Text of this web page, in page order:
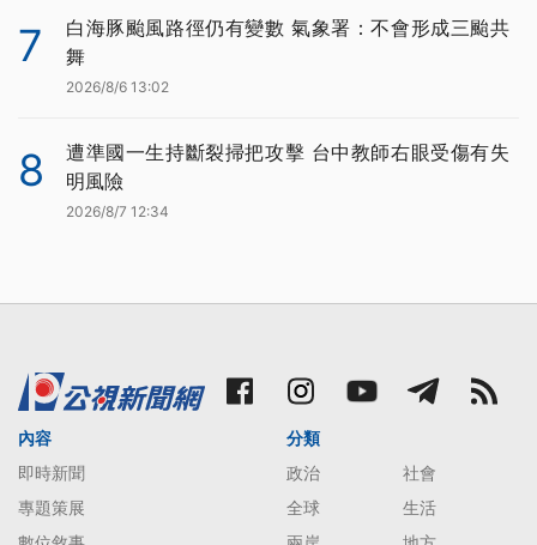
7
白海豚颱風路徑仍有變數 氣象署：不會形成三颱共
舞
2026/8/6 13:02
8
遭準國一生持斷裂掃把攻擊 台中教師右眼受傷有失
明風險
2026/8/7 12:34
內容
即時新聞
專題策展
分類
政治
社會
全球
生活